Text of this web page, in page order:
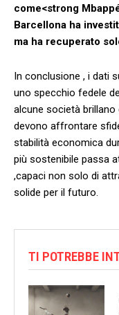
come<strong⁣
Barcellona ha
ma ha recuperato
In conclusione , i ⁢dati
uno‌ specchio fedele
alcune società brillano
devono affrontare
stabilità economica
più sostenibile passa
,capaci⁤ non solo di
solide per il futuro.
TI POTREBBE